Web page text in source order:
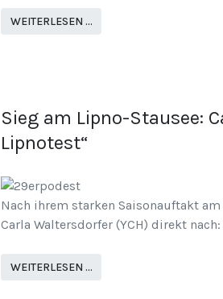
WEITERLESEN …
Sieg am Lipno-Stausee:
Lipnotest“
Nach ihrem starken Saisonauftakt
Carla Waltersdorfer (YCH) direkt
WEITERLESEN …